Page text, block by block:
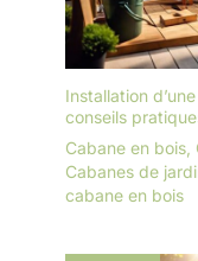
Installation
conseils
Cabane en bois
Cabanes de
cabane en bois